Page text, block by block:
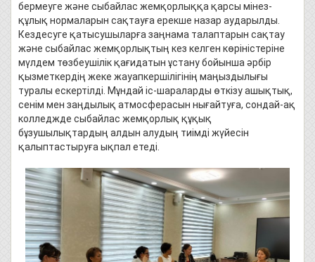
бермеуге және сыбайлас жемқорлыққа қарсы мінез-
құлық нормаларын сақтауға ерекше назар аударылды.
Кездесуге қатысушыларға заңнама талаптарын сақтау
және сыбайлас жемқорлықтың кез келген көріністеріне
мүлдем төзбеушілік қағидатын ұстану бойынша әрбір
қызметкердің жеке жауапкершілігінің маңыздылығы
туралы ескертілді. Мұндай іс-шараларды өткізу ашықтық,
сенім мен заңдылық атмосферасын нығайтуға, сондай-ақ
колледжде сыбайлас жемқорлық құқық
бұзушылықтардың алдын алудың тиімді жүйесін
қалыптастыруға ықпал етеді.